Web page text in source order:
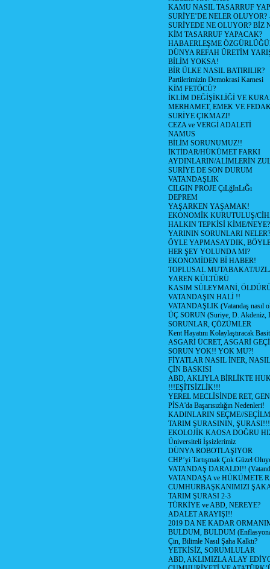
KAMU NASIL TASARRUF
SURİYE’DE NELER OLUYOR?
SURİYEDE NE OLUYOR? BİZ
KİM TASARRUF YAPACAK?
HABAERLEŞME
DÜNYA REFAH ÜRETİM
BİLİM YOKSA!
BİR ÜLKE NASIL BATIRILIR?
Partilerimizin Demokrasi Karnesi
KİM FETÖCÜ?
İKLİM DEĞİŞİKLİĞİ VE
MERHAMET, EMEK VE
SURİYE ÇIKMAZI!
CEZA ve VERGİ ADALETİ
NAMUS
BİLİM SORUNUMUZ!!
İKTİDAR/HÜKÜMET FARKI
AYDINLARIN/ALİMLERİN
SURİYE DE SON DURUM
VATANDAŞLIK
CILGIN PROJE ÇıLğInLıĞı
DEPREM
YAŞARKEN YAŞAMAK!
EKONOMİK KURUTULUŞ/
HALKIN TEPKİSİ KİME/NEYE?
YARININ SORUNLARI NELER?
ÖYLE YAPMASAYDIK,
HER ŞEY YOLUNDA MI?
EKONOMİDEN Bİ HABER!
TOPLUSAL MUTABAKAT/
YAREN KÜLTÜRÜ
KASIM SÜLEYMANİ,
VATANDAŞIN HALİ !!
VATANDAŞLIK (Vatandaş nasıl
ÜÇ SORUN (Suriye, D. Akdeniz,
SORUNLAR, ÇÖZÜMLER
Kent Hayatını Kolaylaştıracak
ASGARİ ÜCRET, ASGARİ
SORUN YOK!! YOK MU?!
FİYATLAR NASIL İNER,
ÇİN BASKISI
ABD, AKLIYLA BİRLİKTE
!!!EŞİTSİZLİK!!!
YEREL MECLİSİNDE RET,
PİSA'da Başarısızlığın Nedenleri!
KADINLARIN SEÇME//
TARIM ŞURASININ, ŞURASI!!!
EKOLOJİK KAOSA DOĞRU
Üniversiteli İşsizlerimiz
DÜNYA ROBOTLAŞIYOR
CHP’yi Tartışmak Çok Güzel
VATANDAŞ DARALDI!!
VATANDAŞA ve HÜKÜMETE
CUMHURBAŞKANIMIZI
TARIM ŞURASI 2-3
TÜRKİYE ve ABD, NEREYE?
ADALET ARAYIŞI!!
2019 DA NE KADAR
BULDUM, BULDUM
Çin, Bilimle Nasıl Şaha Kalktı?
YETKİSİZ, SORUMLULAR
ABD, AKLIMIZLA ALAY